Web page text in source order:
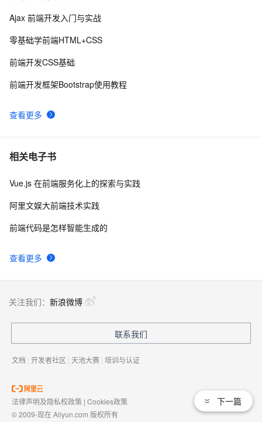
10探索现代前端工程化工具与流程：提升开发效率和项目质
查看更多
Ajax 前端开发入门与实战
零基础学前端HTML+CSS
前端开发CSS基础
前端开发框架Bootstrap使用教程
相关电子书
查看更多
Vue.js 在前端服务化上的探索与实践
阿里文娱大前端技术实践
前端代码是怎样智能生成的
下一篇
关注我们： 新浪微博
联系我们
文档 | 开发者社区 | 天池大赛 | 培训与认证
法律声明及隐私权政策 | Cookies政策
© 2009-现在 Aliyun.com 版权所有